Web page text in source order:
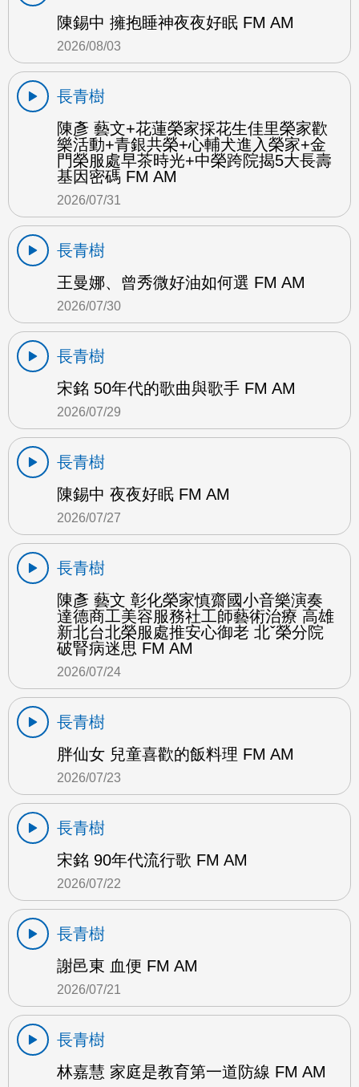
陳錫中 擁抱睡神夜夜好眠 FM AM
2026/08/03
長青樹
陳彥 藝文+花蓮榮家採花生佳里榮家歡
樂活動+青銀共榮+心輔犬進入榮家+金
門榮服處早茶時光+中榮跨院揭5大長壽
基因密碼 FM AM
2026/07/31
長青樹
王曼娜、曾秀微好油如何選 FM AM
2026/07/30
長青樹
宋銘 50年代的歌曲與歌手 FM AM
2026/07/29
長青樹
陳錫中 夜夜好眠 FM AM
2026/07/27
長青樹
陳彥 藝文 彰化榮家慎齋國小音樂演奏
達德商工美容服務社工師藝術治療 高雄
新北台北榮服處推安心御老 北ˇ榮分院
破腎病迷思 FM AM
2026/07/24
長青樹
胖仙女 兒童喜歡的飯料理 FM AM
2026/07/23
長青樹
宋銘 90年代流行歌 FM AM
2026/07/22
長青樹
謝邑東 血便 FM AM
2026/07/21
長青樹
林嘉慧 家庭是教育第一道防線 FM AM